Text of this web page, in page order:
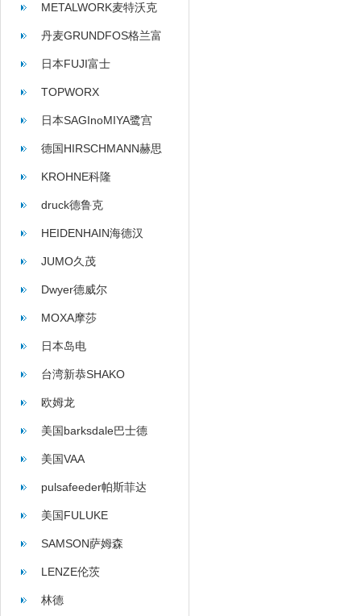
METALWORK麦特沃克
丹麦GRUNDFOS格兰富
日本FUJI富士
TOPWORX
日本SAGInoMIYA鹭宫
德国HIRSCHMANN赫思
曼
KROHNE科隆
druck德鲁克
HEIDENHAIN海德汉
JUMO久茂
Dwyer德威尔
MOXA摩莎
日本岛电
台湾新恭SHAKO
欧姆龙
美国barksdale巴士德
美国VAA
pulsafeeder帕斯菲达
美国FULUKE
SAMSON萨姆森
LENZE伦茨
林德